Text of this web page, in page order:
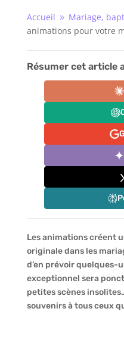
Accueil 9 Mariage,
animations pour votre
Résumer cet article
Les animations créent
originale dans les
d’en prévoir quelques-
exceptionnel sera
petites scènes
souvenirs à tous ceux